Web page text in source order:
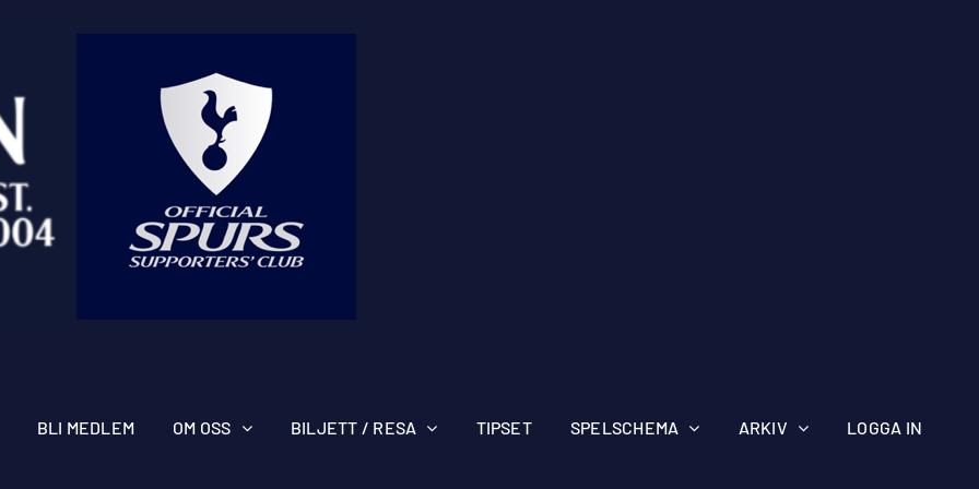
BLI MEDLEM OM OSS BILJETT / RESA TIPSET SPELSCHEMA ARKIV LOGGA IN